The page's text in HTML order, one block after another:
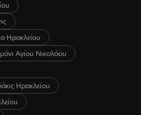
Ηρακλείου
Αγίου Νικολάου
Ηρακλείου